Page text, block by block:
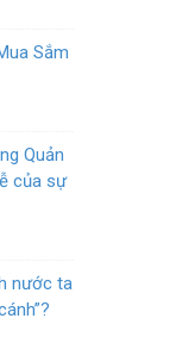
Sắm
Quản
của sự
nước ta